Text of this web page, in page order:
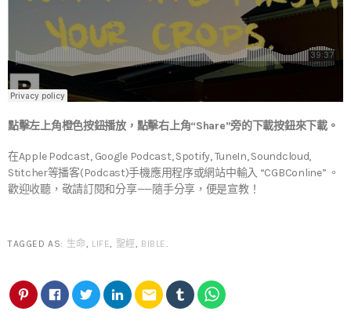
點擊左上角橙色按鈕播放，點擊右上角“Share”旁的下載按鈕來下載。
在Apple Podcast, Google Podcast, Spotify, TuneIn, Soundcloud,
Stitcher等播客(Podcast)手機應用程序或網站中輸入 “CGBConline” 。
歡迎收聽，敬請訂閱和分享——隨手分享，便是宣教！
TAGGED AS: 生命, LIFE, 聖經, BIBLE.
email